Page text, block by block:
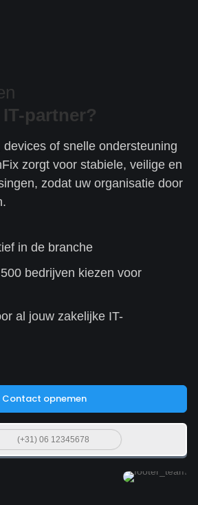
IT-partner?
devices of snelle ondersteuning
zorgt voor stabiele, veilige en
zodat uw organisatie door
in de branche
bedrijven kiezen voor
al jouw zakelijke IT-
Contact opnemen